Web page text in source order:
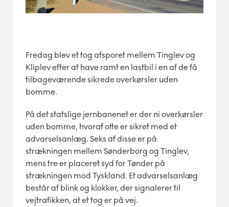
Fredag blev et tog afsporet mellem Tinglev og
Kliplev efter at have ramt en lastbil i en af de få
tilbageværende sikrede overkørsler uden
bomme.
På det statslige jernbanenet er der ni overkørsler
uden bomme, hvoraf otte er sikret med et
advarselsanlæg. Seks af disse er på
strækningen mellem Sønderborg og Tinglev,
mens tre er placeret syd for Tønder på
strækningen mod Tyskland. Et advarselsanlæg
består af blink og klokker, der signalerer til
vejtrafikken, at et tog er på vej.